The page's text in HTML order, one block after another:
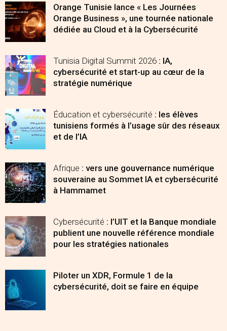
Orange Tunisie lance « Les Journées
Orange Business », une tournée nationale
dédiée au Cloud et à la Cybersécurité
Tunisia Digital Summit 2026 : IA,
cybersécurité et start-up au cœur de la
stratégie numérique
Éducation et cybersécurité : les élèves
tunisiens formés à l’usage sûr des réseaux
et de l’IA
Afrique : vers une gouvernance numérique
souveraine au Sommet IA et cybersécurité
à Hammamet
Cybersécurité : l’UIT et la Banque mondiale
publient une nouvelle référence mondiale
pour les stratégies nationales
Piloter un XDR, Formule 1 de la
cybersécurité, doit se faire en équipe